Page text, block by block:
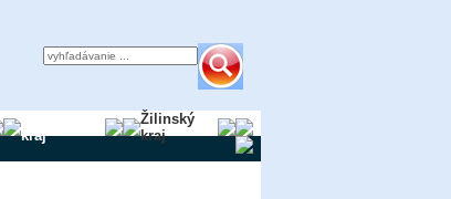
kraj
Žilinský
kraj